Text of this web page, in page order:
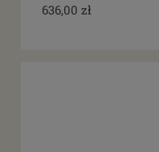
636,00 zł